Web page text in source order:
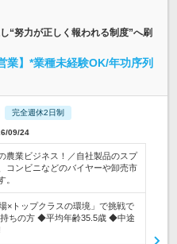
“努力が正しく報われる制度”へ刷
業】*業種未経験OK/年功序列
完全週休2日制
09/24
農業ビジネス！／自社製品のスプ
コンビニなどのバイヤーや卸売市
。
×トップクラスの環境」で挑戦で
ちの方 ◆平均年齢35.5歳 ◆中途